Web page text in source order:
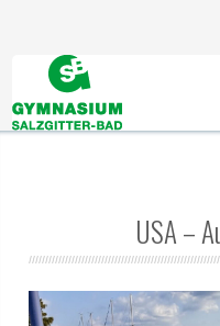
rezept/https://gymszbad.de/
AKTUELLES
IServ
Fanshop des GSB
USA –